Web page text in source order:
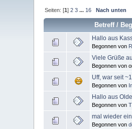
Seiten: [1]2 3 ... 16 Nach unten
Betreff/
Hallo aus
Begonnen von
Viele Grüße
Begonnen von
Uff, war seit
Begonnen von
Hallo aus
Begonnen von
mal wieder
Begonnen von